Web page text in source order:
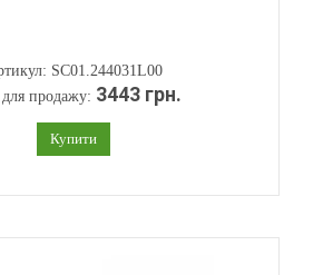
SC01.244031L00
продажу: 3443 грн.
Купити